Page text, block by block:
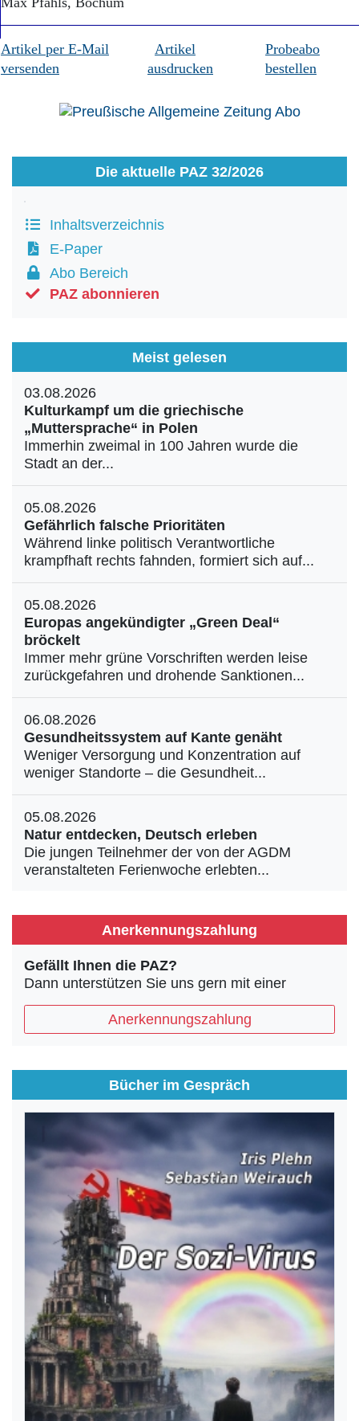
Artikel per E-Mail
versenden
Artikel
ausdrucken
Probeabo
bestellen
Die aktuelle PAZ 32/2026
Inhaltsverzeichnis
E-Paper
Abo Bereich
PAZ abonnieren
Meist gelesen
03.08.2026
Kulturkampf um die griechische
„Muttersprache“ in Polen
Immerhin zweimal in 100 Jahren wurde die
Stadt an der...
05.08.2026
Gefährlich falsche Prioritäten
Während linke politisch Verantwortliche
krampfhaft rechts fahnden, formiert sich auf...
05.08.2026
Europas angekündigter „Green Deal“
bröckelt
Immer mehr grüne Vorschriften werden leise
zurückgefahren und drohende Sanktionen...
06.08.2026
Gesundheitssystem auf Kante genäht
Weniger Versorgung und Konzentration auf
weniger Standorte – die Gesundheit...
05.08.2026
Natur entdecken, Deutsch erleben
Die jungen Teilnehmer der von der AGDM
veranstalteten Ferienwoche erlebten...
Anerkennungszahlung
Gefällt Ihnen die PAZ?
Dann unterstützen Sie uns gern mit einer
Anerkennungszahlung
Bücher im Gespräch